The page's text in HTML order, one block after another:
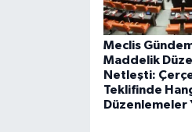
Meclis
Maddelik
Netleşti:
Teklifinde
Düzenlemeler